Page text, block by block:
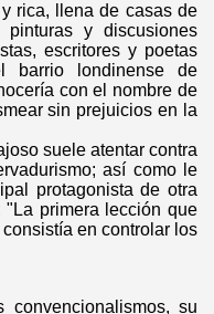
rica, llena de casas de
y discusiones
escritores y poetas
barrio londinense de
con el nombre de
sin prejuicios en la
suele atentar contra
así como le
protagonista de otra
primera lección que
en controlar los
su